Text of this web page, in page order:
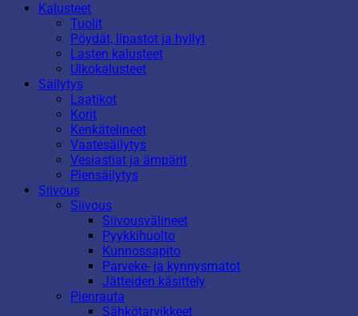
Kalusteet
Tuolit
Pöydät, lipastot ja hyllyt
Lasten kalusteet
Ulkokalusteet
Säilytys
Laatikot
Korit
Kenkätelineet
Vaatesäilytys
Vesiastiat ja ämpärit
Piensäilytys
Siivous
Siivous
Siivousvälineet
Pyykkihuolto
Kunnossapito
Parveke- ja kynnysmatot
Jätteiden käsittely
Pienrauta
Sähkötarvikkeet